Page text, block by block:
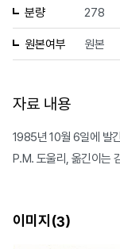
분량 278
원본여부 원본
자료 내용
1985년 10월 6일에 발
P.M. 도울리, 옮긴이는
이미지(3)